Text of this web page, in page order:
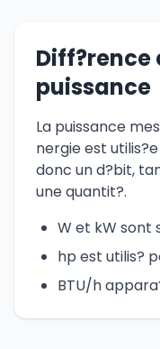
Diff?rence
puissance
La puissance
nergie est
donc un d?bit,
une quantit?.
W et kW sont
hp est utilis?
BTU/h